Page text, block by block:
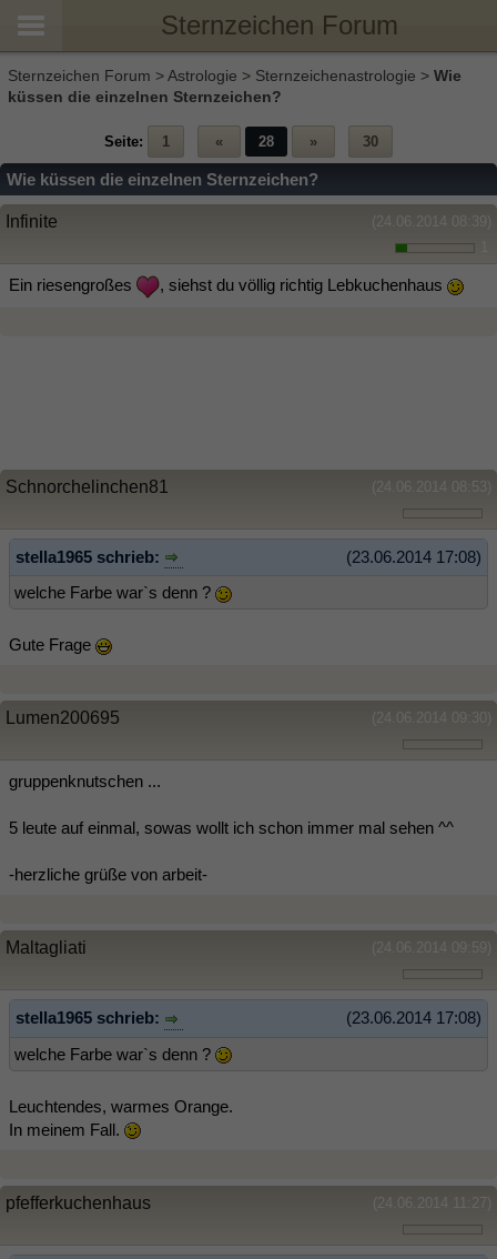
Sternzeichen Forum
Sternzeichen Forum >Astrologie > Sternzeichenastrologie > Wie
küssen die einzelnen Sternzeichen?
Seite: 1 « 28 » 30
Wie küssen die einzelnen Sternzeichen?
(24.06.2014 08:39)
Infinite
Ein riesengroßes , siehst du völlig richtig Lebkuchenhaus
(24.06.2014 08:53)
Schnorchelinchen81
(23.06.2014 17:08)
stella1965 schrieb:
welche Farbe war`s denn ?
Gute Frage
(24.06.2014 09:30)
Lumen200695
gruppenknutschen ...
5 leute auf einmal, sowas wollt ich schon immer mal sehen ^^
-herzliche grüße von arbeit-
(24.06.2014 09:59)
Maltagliati
(23.06.2014 17:08)
stella1965 schrieb:
welche Farbe war`s denn ?
Leuchtendes, warmes Orange.
In meinem Fall.
(24.06.2014 11:27)
pfefferkuchenhaus